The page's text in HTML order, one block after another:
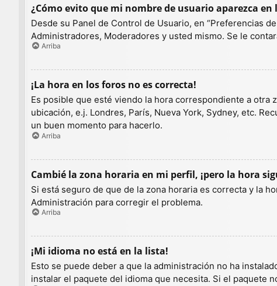
¿Cómo evito que mi nombre de usuario aparezca
Desde su Panel de Control de Usuario, en “Preferencias
Administradores, Moderadores y usted mismo. Se le
Arriba
¡La hora en los foros no es correcta!
Es posible que esté viendo la hora correspondiente a otra
ubicación, e.j. Londres, París, Nueva York, Sydney, etc.
un buen momento para hacerlo.
Arriba
Cambié la zona horaria en mi perfil, ¡pero la hora
Si está seguro de que de la zona horaria es correcta y la
Administración para corregir el problema.
Arriba
¡Mi idioma no está en la lista!
Esto se puede deber a que la administración no ha
instalar el paquete del idioma que necesita. Si el paquete